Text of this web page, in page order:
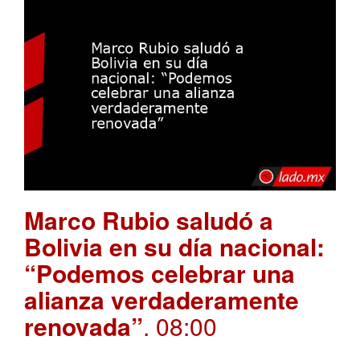
Marco Rubio saludó a
Bolivia en su día nacional:
“Podemos celebrar una
alianza verdaderamente
renovada”. 08:00